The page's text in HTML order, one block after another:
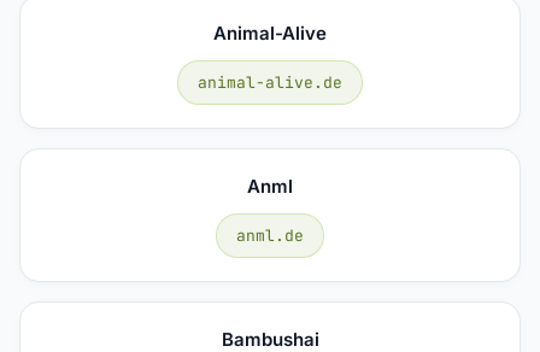
Animal-Alive
animal-alive.de
Anml
anml.de
Bambushai